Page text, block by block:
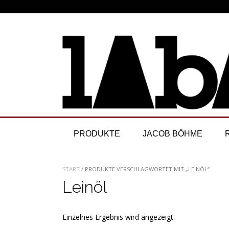
to
PRODUKTE JACOB BÖHME
START / PRODUKTE VERSCHLAGWORTET MIT „LEINÖL“
Leinöl
Einzelnes Ergebnis wird angezeigt